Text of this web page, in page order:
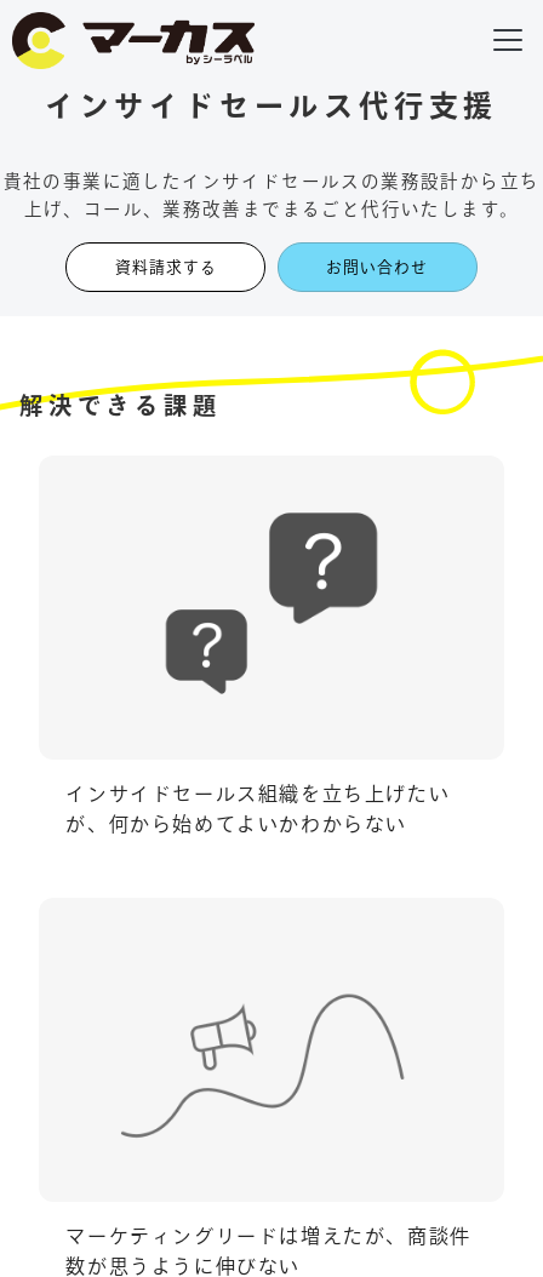
インサイドセールス代行支援
貴社の事業に適したインサイドセールスの業務設計から立ち
上げ、コール、業務改善までまるごと代行いたします。
資料請求する お問い合わせ
解決できる課題
インサイドセールス組織を立ち上げたい
が、何から始めてよいかわからない
マーケティングリードは増えたが、商談件
数が思うように伸びない